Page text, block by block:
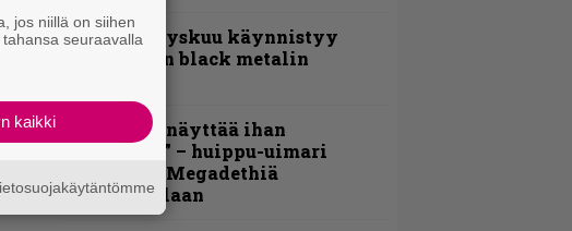
Espoon syyskuu käynnistyy
kotimaisen black metalin
”Mitalini näyttää ihan
plektralta” – huippu-uimari
jamittelee Megadethiä
palkinnollaan
jos niillä on siihen
seuraavalla
kaikki